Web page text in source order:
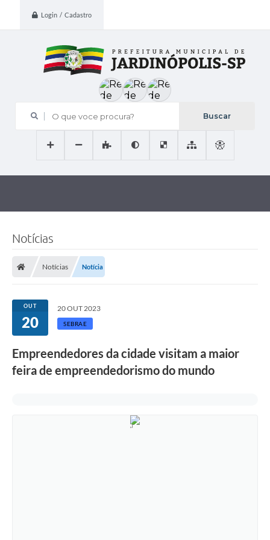
Login / Cadastro
O que voce procura?
Notícias
Notícias Notícia
OUT
20
20 OUT 2023
SEBRAE
Empreendedores da cidade visitam a maior
feira de empreendedorismo do mundo